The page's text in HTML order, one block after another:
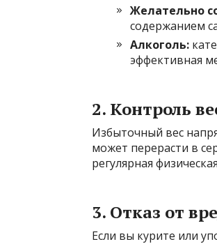
Желательно
содержанием
Алкоголь:
эффективная
2. Контроль
Избыточный вес
может перерасти в
регулярная
3. Отказ от
Если вы курите или